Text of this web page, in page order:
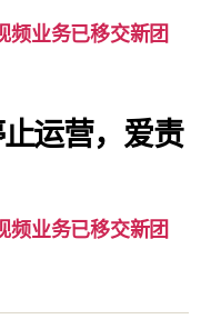
视
交
频业务已移交新团
运营，爱责
频业务已移交新团